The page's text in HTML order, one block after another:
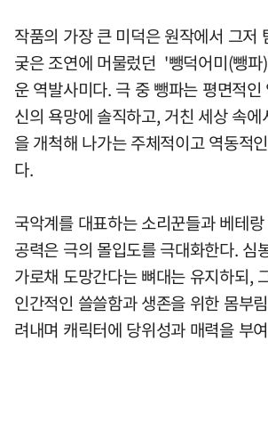
작품의 가장 큰 미덕은 원작에서 그저
궂은 조연에 머물렀던 '뺑덕어미(뺑
운 역발사미다. 극 중 뺑파는 평면적
신의 욕망에 솔직하고, 거친 세상 속
을 개척해 나가는 주체적이고 역동적
다.
국악계를 대표하는 소리꾼들과 베테
공력은 극의 몰입도를 극대화한다. 심
가로채 도망간다는 뼈대는 유지하되,
인간적인 쓸쓸함과 생존을 위한 몸부
려내며 캐릭터에 당위성과 매력을 부